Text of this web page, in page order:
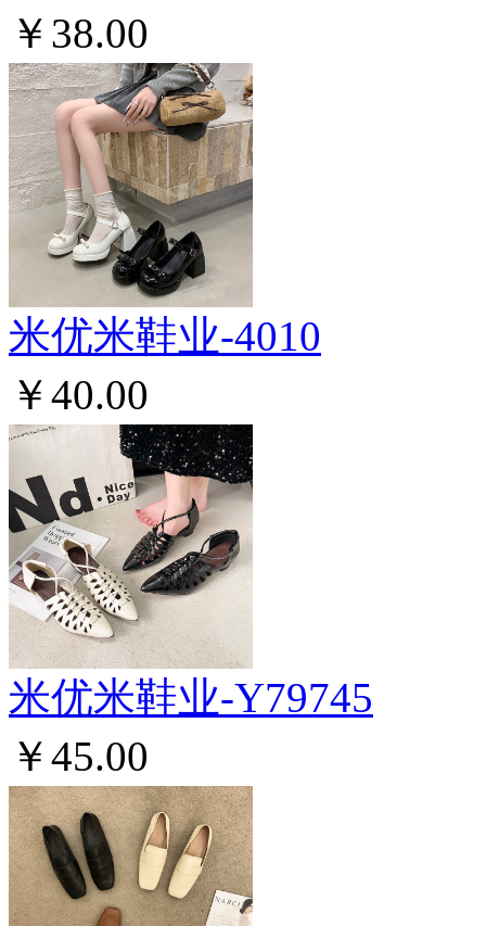
￥38.00
米优米鞋业-4010
￥40.00
米优米鞋业-Y79745
￥45.00